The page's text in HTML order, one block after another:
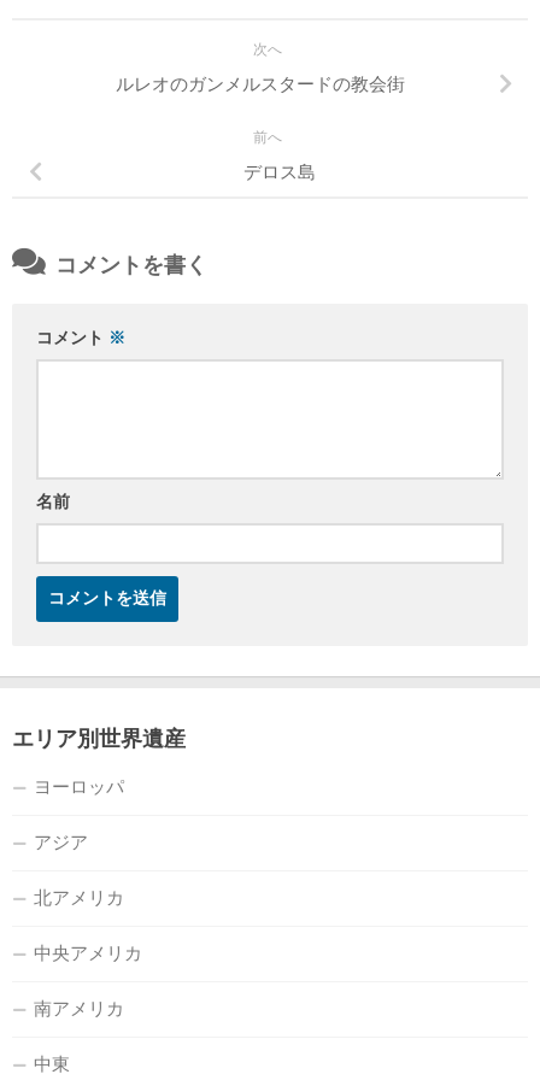
次へ
ルレオのガンメルスタードの教会街
前へ
デロス島
コメントを書く
コメント ※
名前
エリア別世界遺産
ヨーロッパ
アジア
北アメリカ
中央アメリカ
南アメリカ
中東